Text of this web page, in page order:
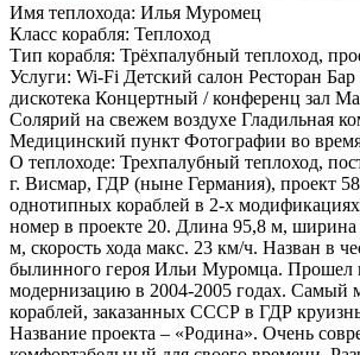
Имя теплохода: Илья Муромец
Класс корабля: Теплоход
Тип корабля: Трёхпалубный теплоход,
Услуги: Wi-Fi Детский салон Ресторан
дискотека Концертный / конференц зал
Солярий на свежем воздухе Гладильная
Медицинский пункт Фотографии во
О теплоходе: Трехпалубный теплоход,
г. Висмар, ГДР (ныне Германия), проект
однотипных кораблей в 2-х
номер в проекте 20. Длина 95,8 м, ширина
м, скорость хода макс. 23 км/ч. Назван в
былинного героя Ильи Муромца. Прошел
модернизацию в 2004-2005 годах. Самый
кораблей, заказанных СССР в ГДР
Название проекта – «Родина». Очень